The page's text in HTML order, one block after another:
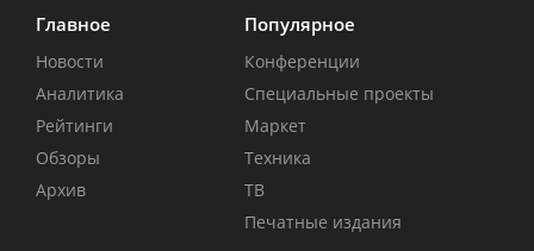
Главное
Новости
Аналитика
Рейтинги
Обзоры
Архив
Популярное
Конференции
Специальные проекты
Маркет
Техника
ТВ
Печатные издания